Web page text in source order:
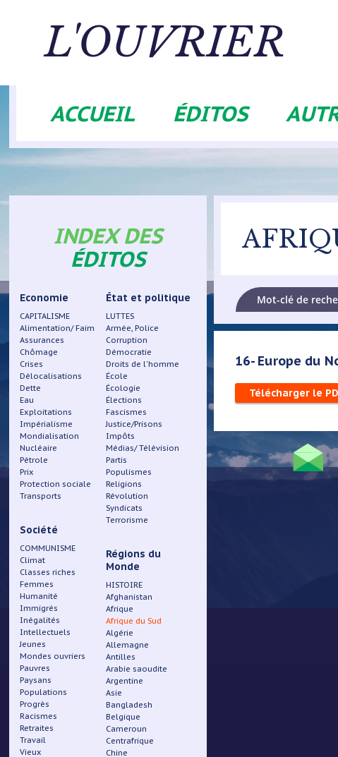
L'OUVRIER
Navigation
ACCUEIL ÉDITOS
INDEX DES
ÉDITOS
Economie
CAPITALISME
Alimentation/ Faim
Assurances
Chômage
Crises
Délocalisations
Dette
Eau
Exploitations
Impérialisme
Mondialisation
Nucléaire
Pétrole
Prix
Protection sociale
Transports
Société
COMMUNISME
Climat
Classes riches
Femmes
Humanité
Immigrés
Inégalités
Intellectuels
Jeunes
Mondes ouvriers
Pauvres
Paysans
Populations
Progrès
Racismes
Retraites
Travail
Vieux
État et politique
LUTTES
Armée, Police
Corruption
Démocratie
Droits de l'homme
École
Écologie
Élections
Fascismes
Justice/Prisons
Impôts
Médias/ Télévision
Partis
Populismes
Religions
Révolution
Syndicats
Terrorisme
Régions du
Monde
HISTOIRE
Afghanistan
Afrique
Afrique du Sud
Algérie
Allemagne
Antilles
Arabie saoudite
Argentine
Asie
Bangladesh
Belgique
Cameroun
Centrafrique
Chine
16- Europe du
Télécharger le